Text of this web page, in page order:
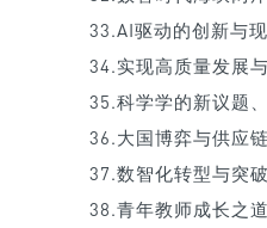
33.AI驱动的创新与
34.实现高质量发展
35.科学学的新议题
36.大国博弈与供应
37.数智化转型与突
38.青年教师成长之